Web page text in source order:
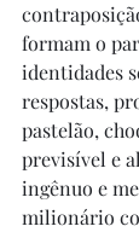
formam o
identidades
respostas,
pastelão,
previsível e
ingênuo e
milionário